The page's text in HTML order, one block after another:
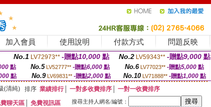
加入會員 使用說明 付款方式 問題反映
No.1 LV72973** -贈點10,000 點 No.2 LV59343** -贈點9,000 點
點 No.5 LV52777** -贈點6,000點 No.6 LV77023** -贈點5,000點
點 No.9 LV69831** -贈點2,000點 No.10 LV71888** -贈點1,000 點
(清純) 排序 業績排行│ 一對多收費排序
一對一收費排序
聊天區 免費視訊區 搜尋主持人網名/編號：